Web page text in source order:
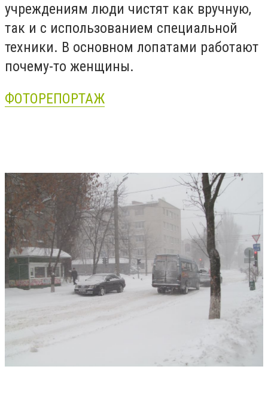
учреждениям люди чистят как вручную,
так и с использованием специальной
техники. В основном лопатами работают
почему-то женщины.
ФОТОРЕПОРТАЖ